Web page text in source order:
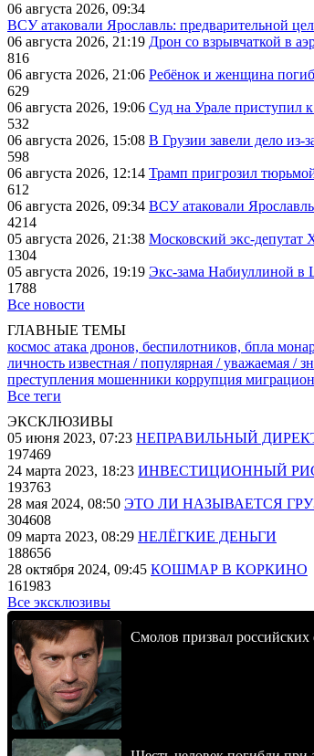
06 августа 2026, 09:34
ВСУ атаковали Ярославль: предварительной
06 августа 2026, 21:19 Дрон со взрывчаткой в
816
06 августа 2026, 21:06 Ребёнок и женщина
629
06 августа 2026, 19:06 Суд на Урале приступил
532
06 августа 2026, 15:08 В Грузии завели дело из-
598
06 августа 2026, 12:14 Трамп пригрозил
612
06 августа 2026, 09:34 ВСУ атаковали
4214
05 августа 2026, 21:38 Московский экс-депутат
1304
05 августа 2026, 19:19 Экс-зама Набиуллиной в
1788
Все новости
ГЛАВНЫЕ ТЕМЫ
космос атака дронов, беспилотников, бпла
личность известная / популярная / уважаемая /
преступления мошенники коррупция
Все теги
ЭКСКЛЮЗИВЫ
05 июня 2023, 07:23 НЕПРАВИЛЬНЫЙ
197469
24 марта 2023, 18:23 ИНВЕСТИЦИОННЫЙ
193763
28 мая 2024, 08:50 ЭТО ЛИ НАЗЫВАЕТСЯ
304608
09 марта 2023, 08:29 НЕЛЁГКИЕ ДЕНЬГИ
188656
28 октября 2024, 09:45 КОШМАР В КОРКИНО
161983
Все эксклюзивы
Смолов призвал российских